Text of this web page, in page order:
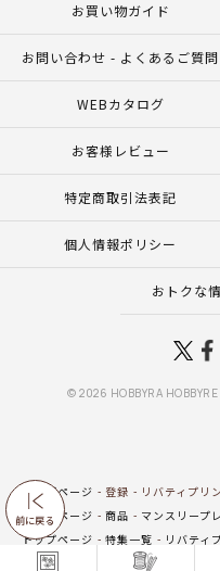
前に戻る
お買い物ガイド
お問い合わせ - よくあるご質問
WEBカタログ
お客様レビュー
特定商取引法表記
個人情報ポリシー
おトクな
© 2026 HOBBYRA
トップページ 登録
リバティプリ
トップページ
商品 マンスリープ
トップページ
特集一覧 リバティ
トップページ
新商品 生地一覧